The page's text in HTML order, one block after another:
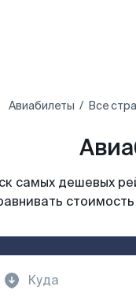
Авиабилеты Все
самых дешевых